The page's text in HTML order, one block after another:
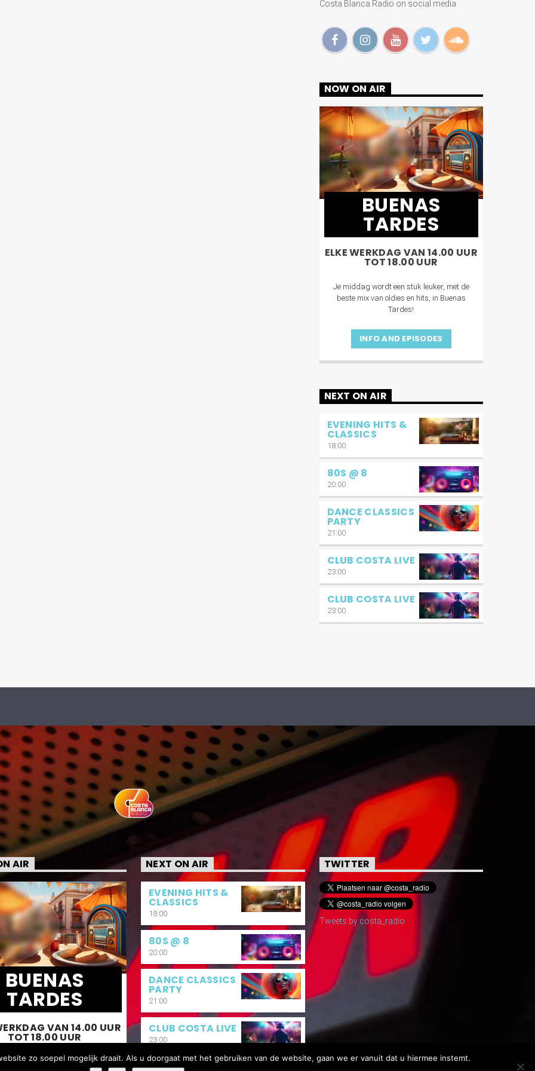
Costa Blanca Radio on social media
NOW ON AIR
BUENAS
TARDES
ELKE WERKDAG VAN 14.00 UUR
TOT 18.00 UUR
Je middag wordt een stuk leuker, met de
beste mix van oldies en hits, in Buenas
Tardes!
INFO AND EPISODES
NEXT ON AIR
EVENING HITS &
CLASSICS
18:00
80S @ 8
20:00
DANCE CLASSICS
PARTY
21:00
CLUB COSTA LIVE
23:00
CLUB COSTA LIVE
23:00
AIR
BUENAS
TARDES
VAN 14.00 UUR
TOT 18.00 UUR
wordt een stuk leuker, met de
NEXT ON AIR
EVENING HITS &
CLASSICS
18:00
80S @ 8
20:00
DANCE CLASSICS
PARTY
21:00
CLUB COSTA LIVE
23:00
CLUB COSTA LIVE
TWITTER
Tweets by costa_radio
zo soepel mogelijk draait. Als u doorgaat met het gebruiken van de website, gaan we er vanuit dat u hiermee instemt.